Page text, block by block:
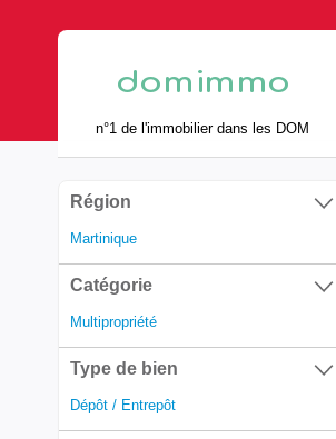
n°1 de l'immobilier dans les DOM
Région
Martinique
Catégorie
Multipropriété
Type de bien
Dépôt / Entrepôt